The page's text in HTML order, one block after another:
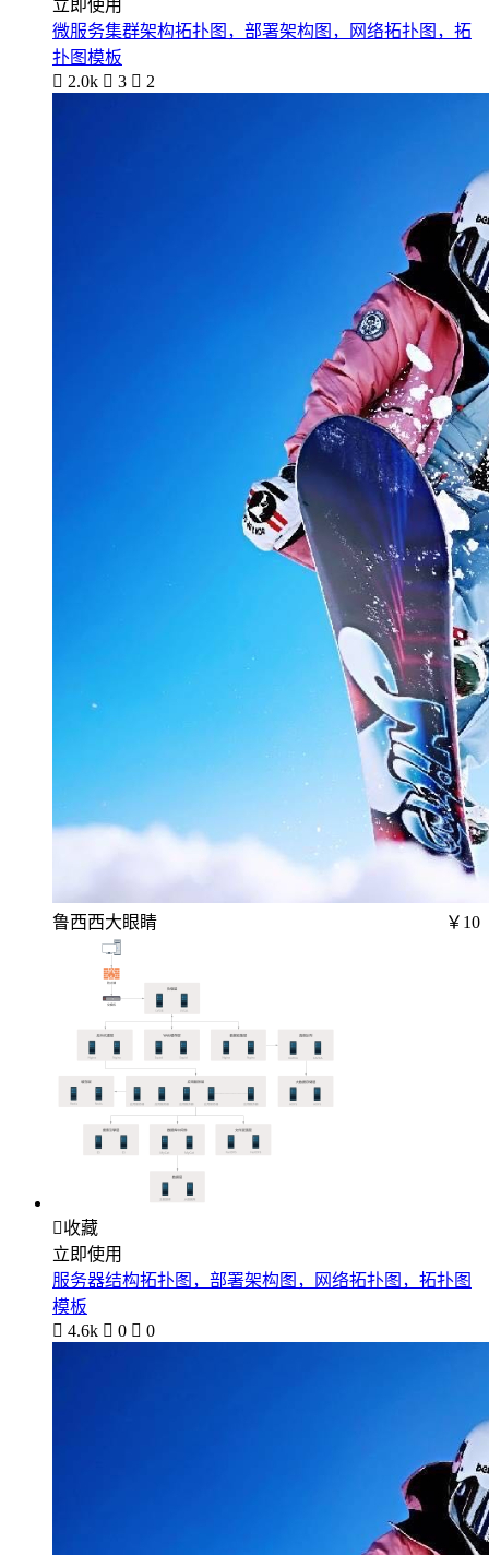
立即使用
微服务集群架构拓扑图，部署架构图，网络拓扑图，拓
扑图模板
 2.0k  3  2
鲁西西大眼睛 ￥10
收藏
立即使用
服务器结构拓扑图，部署架构图，网络拓扑图，拓扑图
模板
 4.6k  0  0